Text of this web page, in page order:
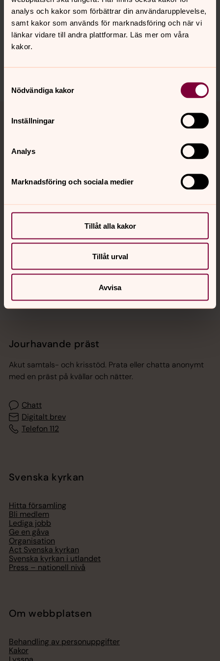
analys och kakor som förbättrar din användarupplevelse,
samt kakor som används för marknadsföring och när vi
länkar vidare till andra plattformar. Läs mer om våra
kakor.
Nödvändiga kakor
Inställningar
Analys
Marknadsföring och sociala medier
Tillåt alla kakor
Tillåt urval
Avvisa
Synpunkter eller frågor på sidans
innehåll?
ringsjo.forsamling@svenskakyrkan.se
Kontakt
Sociala kanaler
Jourhavande präst
Akut samtals- och krisstöd. Prata eller chatta anonymt
med en präst på kvällar och nätter.
Chatt
Digitalt brev
Telefon 112
Svenska kyrkan
Hitta församling
Bli medlem
Lediga jobb
Ge en gåva
Organisation
Act Svenska kyrkan
Svenska kyrkan i utlandet
Press – nationell nivå
Om webbplatsen
Behandling av personuppgifter
Kakor